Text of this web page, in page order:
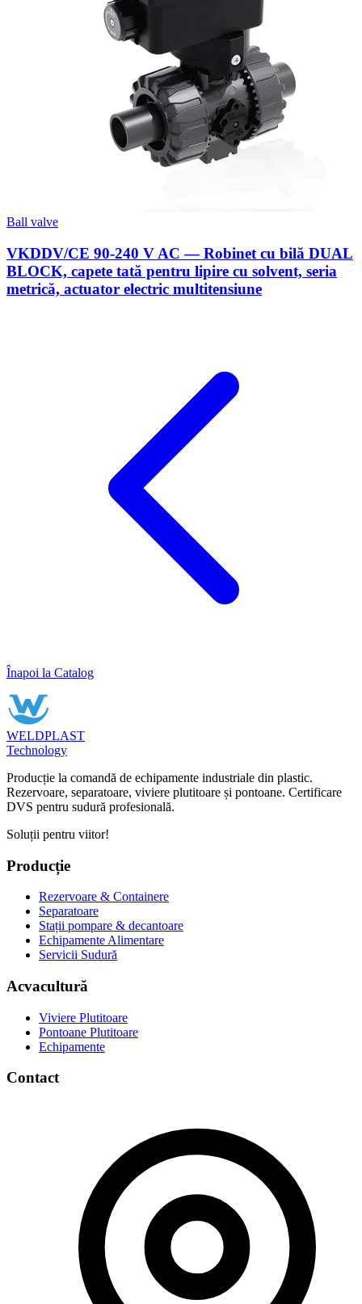
Ball valve
VKDDV/CE 90-240 V AC — Robinet cu bilă DUAL
BLOCK, capete tată pentru lipire cu solvent, seria
metrică, actuator electric multitensiune
Înapoi la Catalog
WELDPLAST
Technology
Producție la comandă de echipamente industriale din plastic.
Rezervoare, separatoare, viviere plutitoare și pontoane. Certificare
DVS pentru sudură profesională.
Soluții pentru viitor!
Producție
Rezervoare & Containere
Separatoare
Stații pompare & decantoare
Echipamente Alimentare
Servicii Sudură
Acvacultură
Viviere Plutitoare
Pontoane Plutitoare
Echipamente
Contact